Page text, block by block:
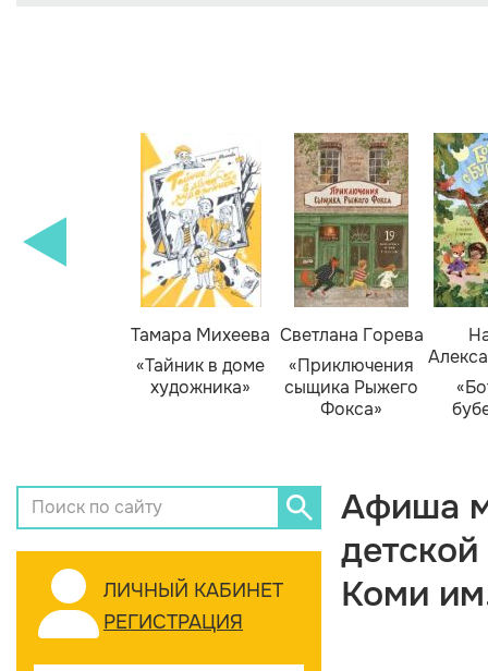
Тамара Михеева
«Тайник в доме
художника»
Светлана Горева
«Приключения
сыщика Рыжего
Фокса»
ЛИЧНЫЙ КАБИНЕТ
РЕГИСТРАЦИЯ
Афиша
Коми